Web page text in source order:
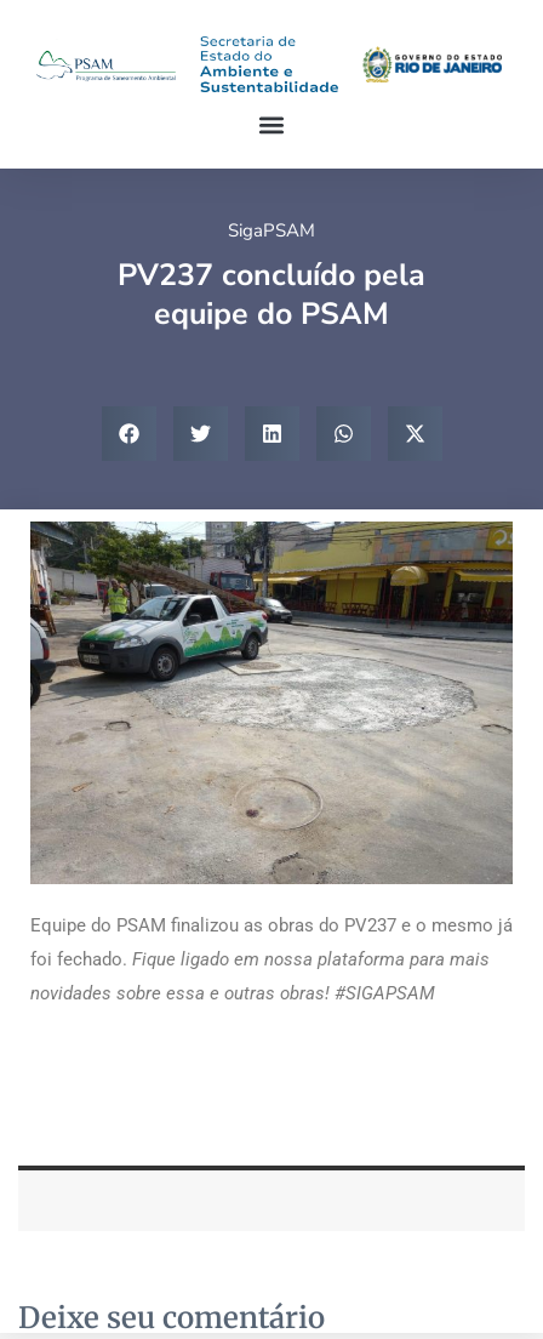
SigaPSAM
PV237 concluído pela
equipe do PSAM
Equipe do PSAM finalizou as obras do PV237 e o mesmo já
foi fechado. Fique ligado em nossa plataforma para mais
novidades sobre essa e outras obras! #SIGAPSAM
Deixe seu comentário